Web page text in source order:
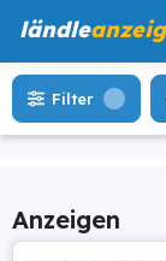
ländle
Filter
Anzeigen